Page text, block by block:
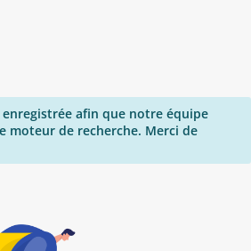
afin que notre équipe
moteur de recherche. Merci de